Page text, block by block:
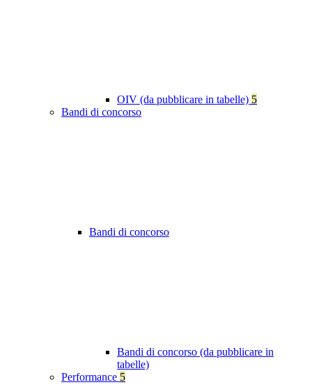
OIV (da pubblicare in tabelle) 5
Bandi di concorso
Bandi di concorso
Bandi di concorso (da pubblicare in
tabelle)
Performance 5